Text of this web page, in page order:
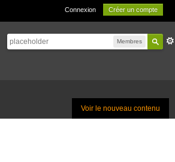
Connexion Créer un compte
Membres
Voir le nouveau contenu